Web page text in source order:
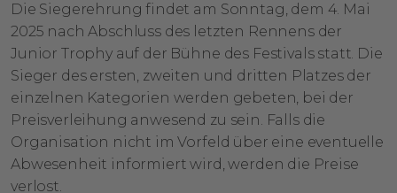
Die Siegerehrung findet am Sonntag, dem 4. Mai
2025 nach Abschluss des letzten Rennens der
Junior Trophy auf der Bühne des Festivals statt. Die
Sieger des ersten, zweiten und dritten Platzes der
einzelnen Kategorien werden gebeten, bei der
Preisverleihung anwesend zu sein. Falls die
Organisation nicht im Vorfeld über eine eventuelle
Abwesenheit informiert wird, werden die Preise
verlost.